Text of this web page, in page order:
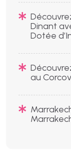
Dinant
Dotée
au